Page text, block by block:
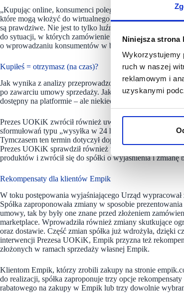
Niniejsza strona
Wykorzystujemy
ruch w naszej
reklamowym i
uzyskanymi
„Kupując online, konsumenci polegają na informacjach
które mogą włożyć do wirtualnego koszyka i zamówić,
są prawdziwe. Nie jest to tylko luźna deklaracja
do sytuacji, w których zamówienie jest anulowane bądź
o wprowadzaniu konsumentów w błąd” – mówi prezes
Kupiłeś = otrzymasz (na czas)?
Jak wynika z analizy przeprowadzonej przez Urząd, do
po zawarciu umowy sprzedaży. Jako powód podawano
dostępny na platformie – ale niekiedy już w wyższej cenie.
Prezes UOKiK zwrócił również uwagę na sposób
sformułowań typu „wysyłka w 24 h”, które sugerowały,
Tymczasem ten termin dotyczył dopiero kolejnego dnia
Prezes UOKiK sprawdził również w jaki sposób spółka
produktów i zwrócił się do spółki o wyjaśnienia i
Rekompensaty dla klientów Empik
W toku postępowania wyjaśniającego Urząd
Spółka zaproponowała zmiany w sposobie
umowy, tak by były one znane przed złożeniem
marketplace. Wprowadziła również zmiany skutkujące
oraz dostawie. Część zmian spółka już wdrożyła, dzięki
interwencji Prezesa UOKiK, Empik przyzna też
złożonych w ramach sprzedaży własnej Empik.
Klientom Empik, którzy zrobili zakupy na stronie
do realizacji, spółka zaproponuje trzy opcje
rabatowego na zakupy w Empik lub trzy dowolnie